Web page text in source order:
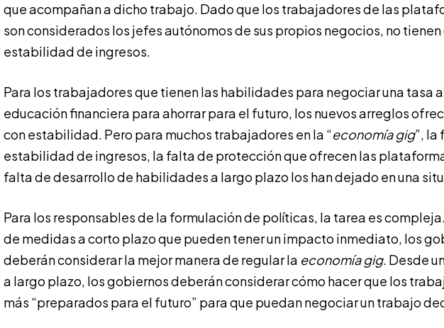
que acompañan a dicho trabajo. Dado que los trabajadores de las
son considerados los jefes autónomos de sus propios negocios, no
estabilidad de ingresos.
Para los trabajadores que tienen las habilidades para negociar una tasa
educación financiera para ahorrar para el futuro, los nuevos arreglos
con estabilidad. Pero para muchos trabajadores en la “economía gig”, la
estabilidad de ingresos, la falta de protección que ofrecen las
falta de desarrollo de habilidades a largo plazo los han dejado en una
Para los responsables de la formulación de políticas, la tarea es
de medidas a corto plazo que pueden tener un impacto inmediato, los
deberán considerar la mejor manera de regular la economía gig. Desde
a largo plazo, los gobiernos deberán considerar cómo hacer que los
más “preparados para el futuro” para que puedan negociar un trabajo